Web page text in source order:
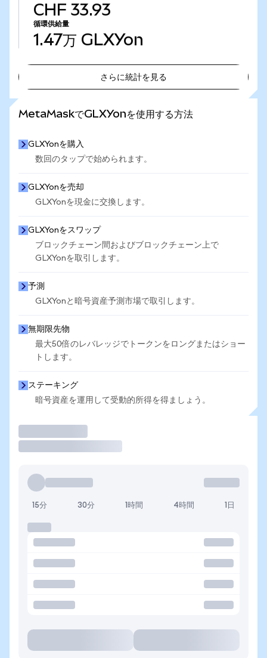
CHF 33.93
循環供給量
1.47万 GLXYon
さらに統計を見る
MetaMaskでGLXYonを使用する方法
GLXYonを購入
数回のタップで始められます。
GLXYonを売却
GLXYonを現金に交換します。
GLXYonをスワップ
ブロックチェーン間およびブロックチェーン上で
GLXYonを取引します。
予測
GLXYonと暗号資産予測市場で取引します。
無期限先物
最大50倍のレバレッジでトークンをロングまたはショー
トします。
ステーキング
暗号資産を運用して受動的所得を得ましょう。
15分 30分 1時間 4時間 1日